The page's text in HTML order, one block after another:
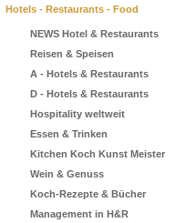
Hotels - Restaurants - Food
NEWS Hotel & Restaurants
Reisen & Speisen
A - Hotels & Restaurants
D - Hotels & Restaurants
Hospitality weltweit
Essen & Trinken
Kitchen Koch Kunst Meister
Wein & Genuss
Koch-Rezepte & Bücher
Management in H&R